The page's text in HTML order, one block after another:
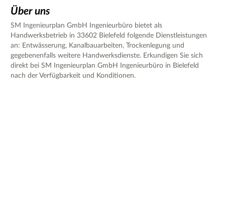
Über uns
SM Ingenieurplan GmbH Ingenieurbüro bietet als
Handwerksbetrieb in 33602 Bielefeld folgende Dienstleistungen
an: Entwässerung, Kanalbauarbeiten, Trockenlegung und
gegebenenfalls weitere Handwerksdienste. Erkundigen Sie sich
direkt bei SM Ingenieurplan GmbH Ingenieurbüro in Bielefeld
nach der Verfügbarkeit und Konditionen.